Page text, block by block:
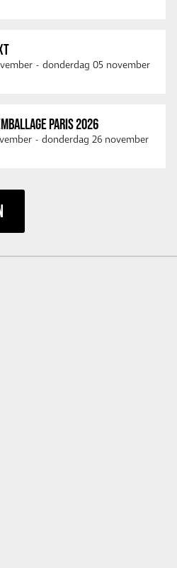
- donderdag 05 november
PARIS 2026
- donderdag 26 november